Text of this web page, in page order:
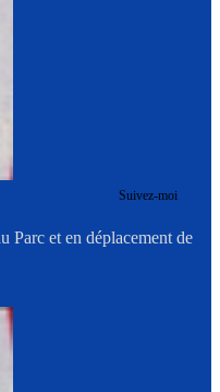
Suivez-moi
Parc et en déplacement de